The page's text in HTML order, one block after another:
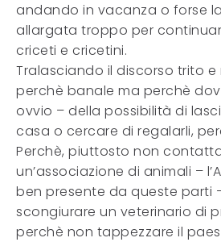
andando in vacanza o forse
allargata troppo per
criceti e cricetini.
Tralasciando il discorso trito
perchè banale ma perchè
ovvio – della possibilità di
casa o cercare di regalarli,
Perchè, piuttosto non
un’associazione di animali –
ben presente da queste parti
scongiurare un veterinario di
perchè non tappezzare il